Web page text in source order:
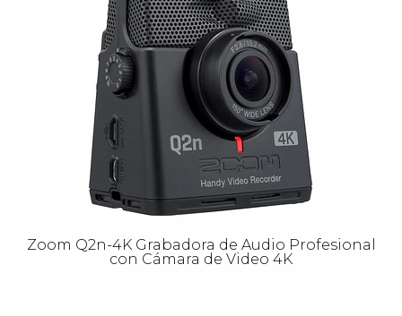
Zoom Q2n-4K Grabadora de Audio Profesional
con Cámara de Video 4K